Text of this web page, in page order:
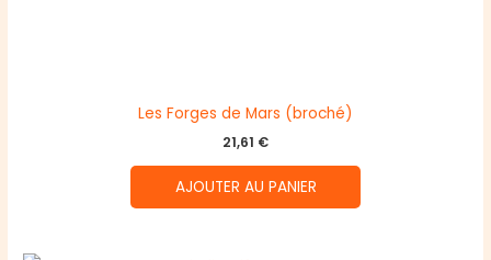
Les Forges de Mars (broché)
21,61 €
AJOUTER AU PANIER